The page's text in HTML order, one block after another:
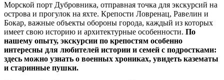
Морской порт Дубровника, отправная точка для экскурсий на
острова и прогулок на яхте. Крепости Ловренац, Равелин и
Бокар, важные объекты обороны города, каждый из которых
имеет свою историю и архитектурные особенности. По
нашему опыту, экскурсии по крепостям особенно
интересны для любителей истории и семей с подростками:
здесь можно узнать о военных хрониках, увидеть казематы
и старинные пушки.